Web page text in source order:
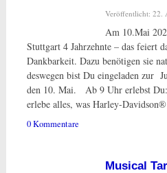
Veröffentlicht: 22.
Am 10.Mai
Stuttgart 4 Jahrzehnte – das feiert
Dankbarkeit. Dazu benötigen sie
deswegen bist Du eingeladen zur
den 10. Mai. Ab 9 Uhr erlebst
erlebe alles, was Harley-
0 Kommentare
Musical